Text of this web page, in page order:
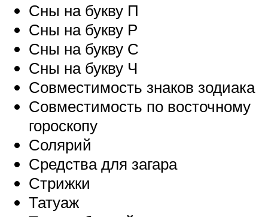
Сны на букву П
Сны на букву Р
Сны на букву С
Сны на букву Ч
Совместимость знаков зодиака
Совместимость по восточному
гороскопу
Солярий
Средства для загара
Стрижки
Татуаж